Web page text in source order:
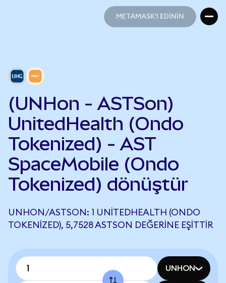
METAMASK'I EDİNİN
(UNHon - ASTSon)
UnitedHealth (Ondo
Tokenized) - AST
SpaceMobile (Ondo
Tokenized) dönüştür
UNHON/ASTSON: 1 UNITEDHEALTH (ONDO
TOKENIZED), 5,7528 ASTSON DEĞERINE EŞITTIR
UNHON